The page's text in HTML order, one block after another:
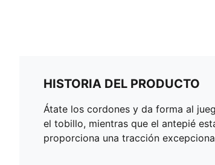
HISTORIA DEL PRODUCTO
Átate los cordones y da forma al
el tobillo, mientras que el antepié
proporciona una tracción